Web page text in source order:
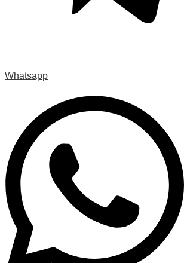
Whatsapp